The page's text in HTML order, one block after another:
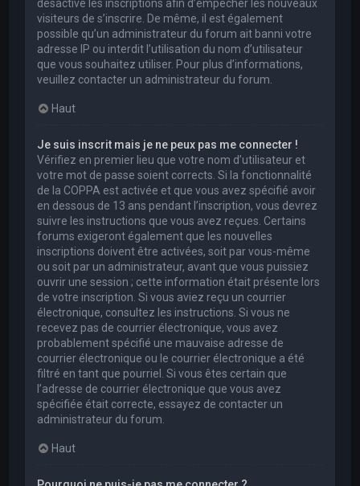
désactivé les inscriptions afin d’empêcher les nouveaux
visiteurs de s’inscrire. De même, il est également
possible qu’un administrateur du forum ait banni votre
adresse IP ou interdit l’utilisation du nom d’utilisateur
que vous souhaitez utiliser. Pour plus d’informations,
veuillez contacter un administrateur du forum.
Haut
Je suis inscrit mais je ne peux pas me connecter !
Vérifiez en premier lieu que votre nom d’utilisateur et
votre mot de passe soient corrects. Si la fonctionnalité
de la COPPA est activée et que vous avez spécifié avoir
en dessous de 13 ans pendant l’inscription, vous devrez
suivre les instructions que vous avez reçues. Certains
forums exigeront également que les nouvelles
inscriptions doivent être activées, soit par vous-même
ou soit par un administrateur, avant que vous puissiez
ouvrir une session ; cette information était présente lors
de votre inscription. Si vous aviez reçu un courrier
électronique, consultez les instructions. Si vous ne
recevez pas de courrier électronique, vous avez
probablement spécifié une mauvaise adresse de
courrier électronique ou le courrier électronique a été
filtré en tant que pourriel. Si vous êtes certain que
l’adresse de courrier électronique que vous avez
spécifiée était correcte, essayez de contacter un
administrateur du forum.
Haut